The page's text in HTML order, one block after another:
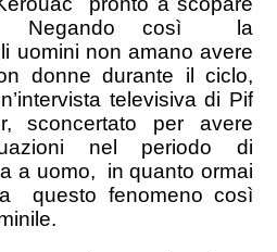
Negando così
la
uomini non amano avere
donne durante il ciclo,
televisiva di Pif
sconcertato per avere
nel periodo di
a uomo, in quanto ormai
questo fenomeno così